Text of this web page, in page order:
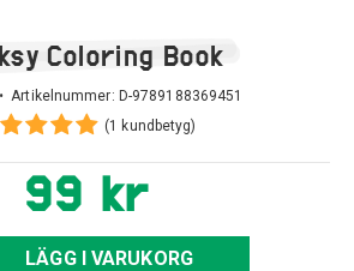
Coloring Book
Artikelnummer: D-9789188369451
(1 kundbetyg)
99 kr
LÄGG I VARUKORG